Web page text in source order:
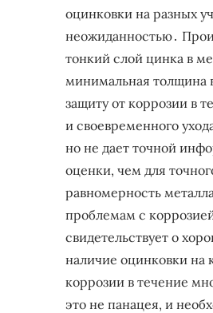
оцинковки на разных
неожиданностью․
тонкий слой цинка в
минимальная толщина
защиту от коррозии в
и своевременного
но не дает точной
оценки, чем для
равномерность
проблемам с
свидетельствует о
наличие оцинковки на
коррозии в течение
это не панацея, и